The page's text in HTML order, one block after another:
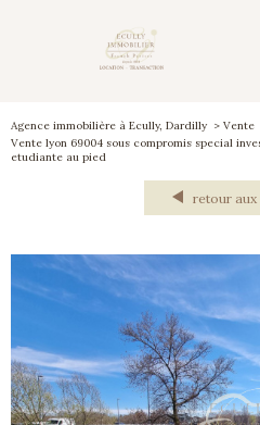
Agence immobilière à Ecully, Dardilly Vente
Vente lyon 69004 sous compromis special
etudiante au pied
retour aux